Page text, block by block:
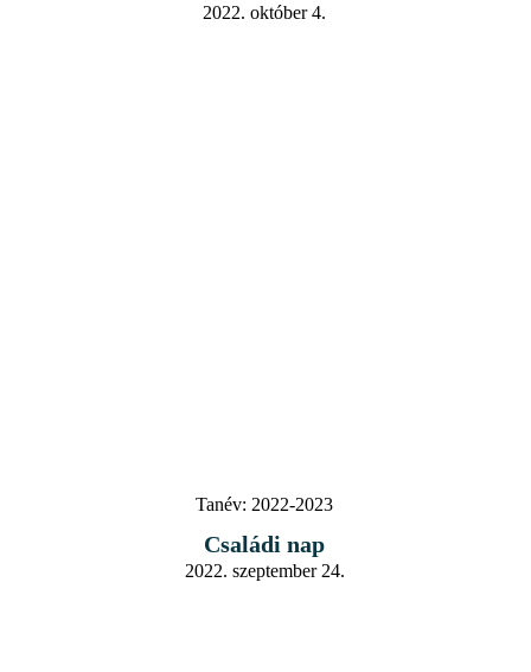
2022. október 4.
Tanév: 2022-2023
Családi nap
2022. szeptember 24.